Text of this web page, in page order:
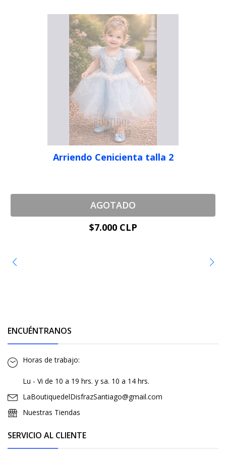
Arriendo Cenicienta talla 2
AGOTADO
$7.000 CLP
ENCUÉNTRANOS
Horas de trabajo:
Lu - Vi de 10 a 19 hrs. y sa. 10 a 14 hrs.
LaBoutiquedelDisfrazSantiago@gmail.com
Nuestras Tiendas
SERVICIO AL CLIENTE